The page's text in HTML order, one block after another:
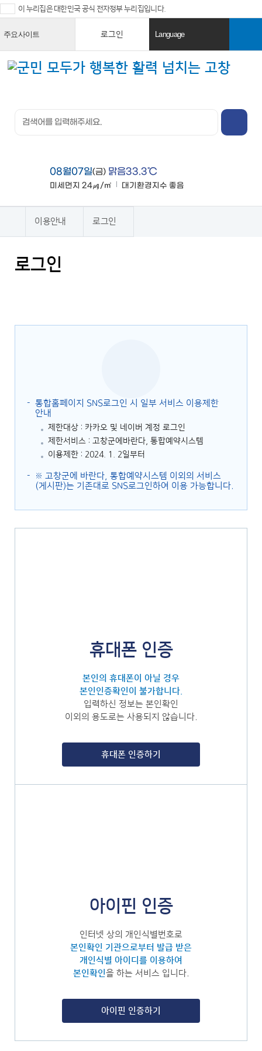
이 누리집은 대한민국 공식 전자정부 누리집입니다.
주요사이트 로그인 Language
기
08월07일(금) 맑음33.3℃
미세먼지 24㎍/㎥ 대기환경지수 좋음
열기
이용안내 로그인
로그인
통합홈페이지 SNS로그인 시 일부 서비스 이용제한
안내
제한대상 : 카카오 및 네이버 계정 로그인
제한서비스 : 고창군에바란다, 통합예약시스템
이용제한 : 2024. 1. 2일부터
※ 고창군에 바란다, 통합예약시스템 이외의 서비스
(게시판)는 기존대로 SNS로그인하여 이용 가능합니다.
휴대폰 인증
본인의 휴대폰이 아닐 경우
본인인증확인이 불가합니다.
입력하신 정보는 본인확인
이외의 용도로는 사용되지 않습니다.
휴대폰 인증하기
아이핀 인증
인터넷 상의 개인식별번호로
본인확인 기관으로부터 발급 받은
개인식별 아이디를 이용하여
본인확인을 하는 서비스 입니다.
아이핀 인증하기